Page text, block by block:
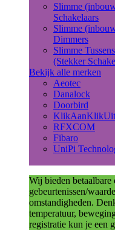
Slimme
Schakelaars
Slimme
Dimmers
Slimme
(Stekker
Bekijk alle merken
Aeotec
Danalock
Doorbird
KlikAanKlikUit
RFXCOM
Fibaro
UniPi
Wij bieden betaalbare
gebeurtenissen/
omstandigheden.
temperatuur,
registratie kun je een